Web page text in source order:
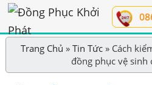
Trang Chủ »Tin Tức » Cách
đồng phục vệ sinh